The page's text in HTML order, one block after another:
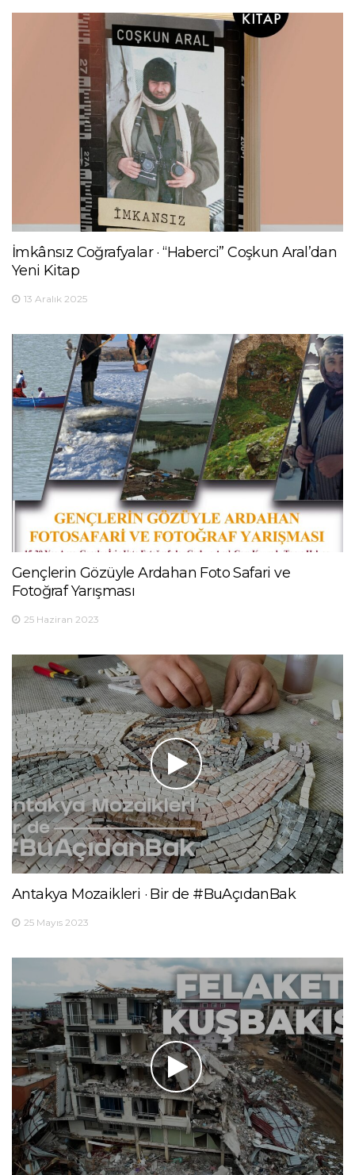
İmkânsız Coğrafyalar · “Haberci” Coşkun Aral’dan
Yeni Kitap
13 Aralık 2025
Gençlerin Gözüyle Ardahan Foto Safari ve
Fotoğraf Yarışması
25 Haziran 2023
Antakya Mozaikleri · Bir de #BuAçıdanBak
25 Mayıs 2023